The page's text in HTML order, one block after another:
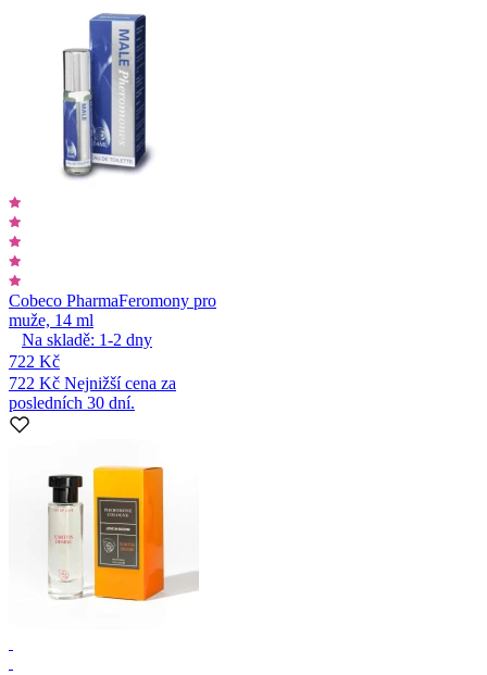
Cobeco PharmaFeromony pro
muže, 14 ml
Na skladě: 1-2 dny
722 Kč
722 Kč Nejnižší cena za
posledních 30 dní.